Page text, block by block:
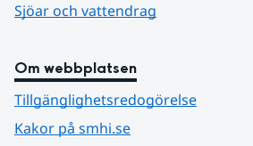
Sjöar och vattendrag
Om webbplatsen
Tillgänglighetsredogörelse
Kakor på smhi.se